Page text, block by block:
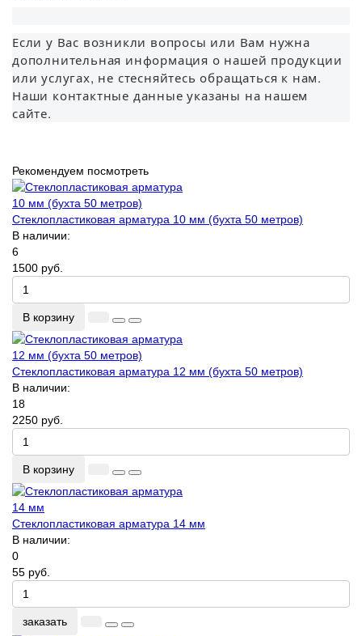
Если у Вас возникли вопросы или Вам нужна
дополнительная информация о нашей продукции
или услугах, не стесняйтесь обращаться к нам.
Наши контактные данные указаны на нашем
сайте.
Рекомендуем посмотреть
Стеклопластиковая арматура 10 мм (бухта 50 метров)
В наличии:
6
1500 руб.
В корзину
Стеклопластиковая арматура 12 мм (бухта 50 метров)
В наличии:
18
2250 руб.
В корзину
Стеклопластиковая арматура 14 мм
В наличии:
0
55 руб.
заказать